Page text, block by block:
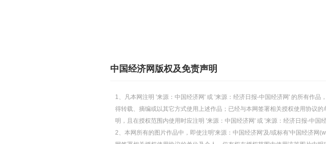
中国经济网版权及免责声明
1、凡本网注明 '来源：中国经济网' 或 '来源：经济日报-中国经济网' 的所有作
得转载、摘编或以其它方式使用上述作品；已经与本网签署相关授权使用协议
明，且在授权范围内使用时应注明 '来源：中国经济网' 或 '来源：经济日报-中国
2、本网所有的图片作品中，即使注明'来源：中国经济网'及/或标有'中国经济网